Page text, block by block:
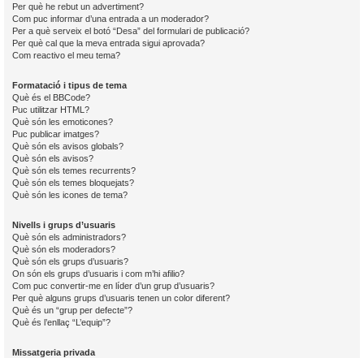
Per què he rebut un advertiment?
Com puc informar d’una entrada a un moderador?
Per a què serveix el botó “Desa” del formulari de publicació?
Per què cal que la meva entrada sigui aprovada?
Com reactivo el meu tema?
Formatació i tipus de tema
Què és el BBCode?
Puc utilitzar HTML?
Què són les emoticones?
Puc publicar imatges?
Què són els avisos globals?
Què són els avisos?
Què són els temes recurrents?
Què són els temes bloquejats?
Què són les icones de tema?
Nivells i grups d’usuaris
Què són els administradors?
Què són els moderadors?
Què són els grups d’usuaris?
On són els grups d’usuaris i com m’hi afilio?
Com puc convertir-me en líder d’un grup d’usuaris?
Per què alguns grups d’usuaris tenen un color diferent?
Què és un “grup per defecte”?
Què és l’enllaç “L’equip”?
Missatgeria privada